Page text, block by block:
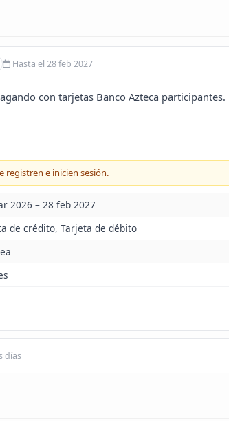
Hasta el 28 feb 2027
con tarjetas Banco Azteca participantes.
registren e inicien sesión.
2026 – 28 feb 2027
de crédito, Tarjeta de débito
días